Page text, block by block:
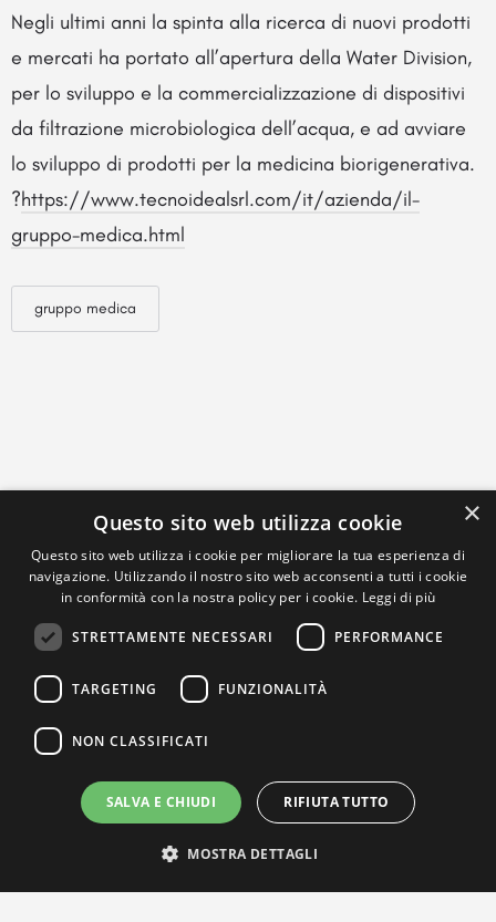
Negli ultimi anni la spinta alla ricerca di nuovi prodotti
e mercati ha portato all’apertura della Water Division,
per lo sviluppo e la commercializzazione di dispositivi
da filtrazione microbiologica dell’acqua, e ad avviare
lo sviluppo di prodotti per la medicina biorigenerativa.
?https://www.tecnoidealsrl.com/it/azienda/il-
gruppo-medica.html
gruppo medica
×
Questo sito web utilizza cookie
Questo sito web utilizza i cookie per migliorare la tua esperienza di
navigazione. Utilizzando il nostro sito web acconsenti a tutti i cookie
in conformità con la nostra policy per i cookie. Leggi di più
STRETTAMENTE NECESSARI PERFORMANCE
TARGETING FUNZIONALITÀ
NON CLASSIFICATI
SALVA E CHIUDI RIFIUTA TUTTO
MOSTRA DETTAGLI